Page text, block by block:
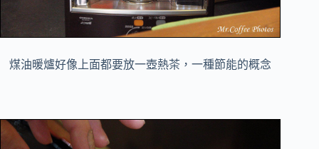
煤油暖爐好像上面都要放一壺熱茶，一種節能的概念